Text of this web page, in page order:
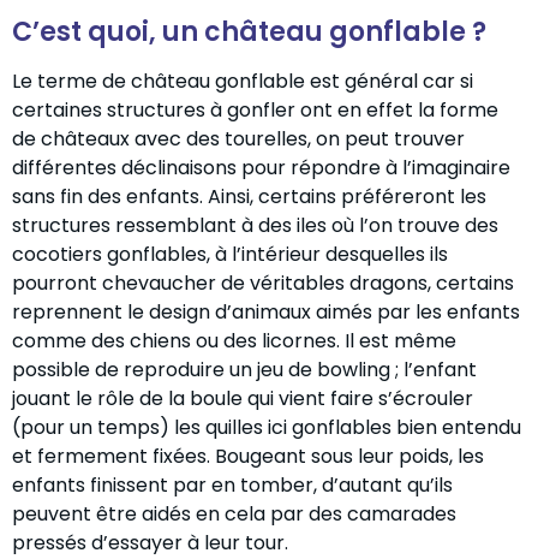
C’est quoi, un château gonflable ?
Le terme de château gonflable est général car si
certaines structures à gonfler ont en effet la forme
de châteaux avec des tourelles, on peut trouver
différentes déclinaisons pour répondre à l’imaginaire
sans fin des enfants. Ainsi, certains préféreront les
structures ressemblant à des iles où l’on trouve des
cocotiers gonflables, à l’intérieur desquelles ils
pourront chevaucher de véritables dragons, certains
reprennent le design d’animaux aimés par les enfants
comme des chiens ou des licornes. Il est même
possible de reproduire un jeu de bowling ; l’enfant
jouant le rôle de la boule qui vient faire s’écrouler
(pour un temps) les quilles ici gonflables bien entendu
et fermement fixées. Bougeant sous leur poids, les
enfants finissent par en tomber, d’autant qu’ils
peuvent être aidés en cela par des camarades
pressés d’essayer à leur tour.